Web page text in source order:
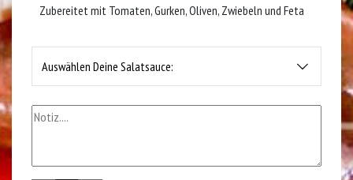
Zubereitet mit Tomaten, Gurken, Oliven, Zwiebeln und Feta
Auswählen Deine Salatsauce: